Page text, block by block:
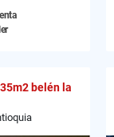
belén la